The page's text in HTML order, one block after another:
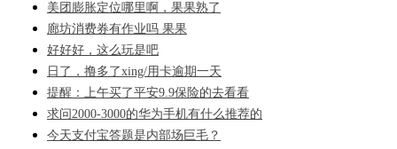
美团膨胀定位哪里啊，果果熟了
廊坊消费券有作业吗 果果
好好好，这么玩是吧
日了，撸多了xing/用卡逾期一天
提醒：上午买了平安9.9保险的去看看
求问2000-3000的华为手机有什么推荐的
今天支付宝答题是内部场巨毛？